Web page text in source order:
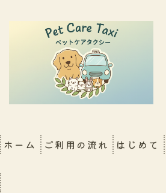
ホーム ご利用の流れ はじめて